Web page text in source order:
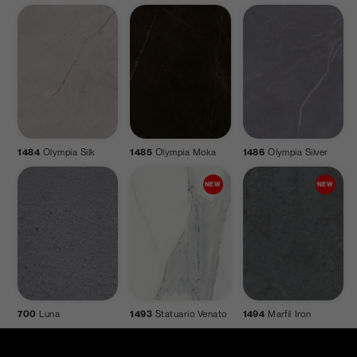
1484 Olympia Silk 1485 Olympia Moka 1486 Olympia Silver
700 Luna 1493 Statuario Venato 1494 Marfil Iron